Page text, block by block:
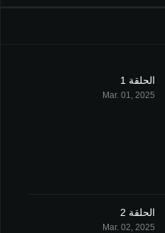
الحلقة 1
Mar. 01, 2025
الحلقة 2
Mar. 02, 2025